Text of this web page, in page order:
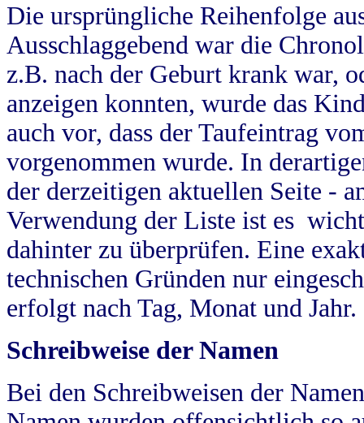
Die ursprüngliche Reihenfolge
Ausschlaggebend war die
z.B. nach der Geburt krank war,
anzeigen konnten, wurde das
auch vor, dass der Taufeintrag
vorgenommen wurde. In
der derzeitigen aktuellen Seite -
Verwendung der Liste ist es
dahinter zu überprüfen. Eine
technischen Gründen nur
erfolgt nach Tag, Monat und Jahr.
Schreibweise der Namen
Bei den Schreibweisen der